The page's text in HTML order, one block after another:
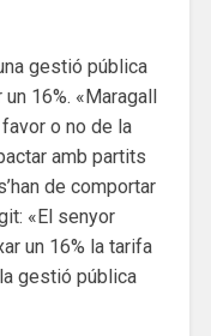
gestió pública
16%. «Maragall
o no de la
amb partits
de comportar
«El senyor
un 16% la tarifa
gestió pública